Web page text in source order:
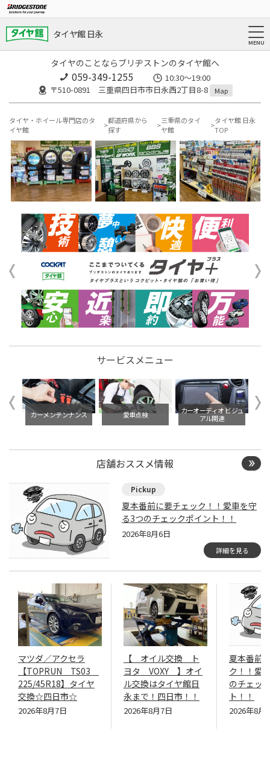
タイヤ館 日永
タイヤのことならブリヂストンのタイヤ館へ
059-349-1255
10:30～19:00
〒510-0891 三重県四日市市日永西2丁目8-8
Map
タイヤ・ホイール専門店のタ
イヤ館
都道府県から
探す
三重県のタイ
ヤ館
タイヤ館 日永
TOP
サービスメニュー
交 カーメンテンナンス 愛車点検
カーオーディオ ビジュ
アル関連
店舗おススメ情報
夏本番前に要チェック！！愛車を守
る3つのチェックポイント！！
2026年8月6日
詳細を見る
マツダ／アクセラ
【TOPRUN TS03
225/45R18】タイヤ
交換☆四日市☆
2026年8月7日
【 オイル交換 ト
ヨタ VOXY 】オイ
ル交換はタイヤ館日
永まで！四日市！！
2026年8月7日
夏本番前
ク！！愛
のチェッ
ト！！
2026年8月